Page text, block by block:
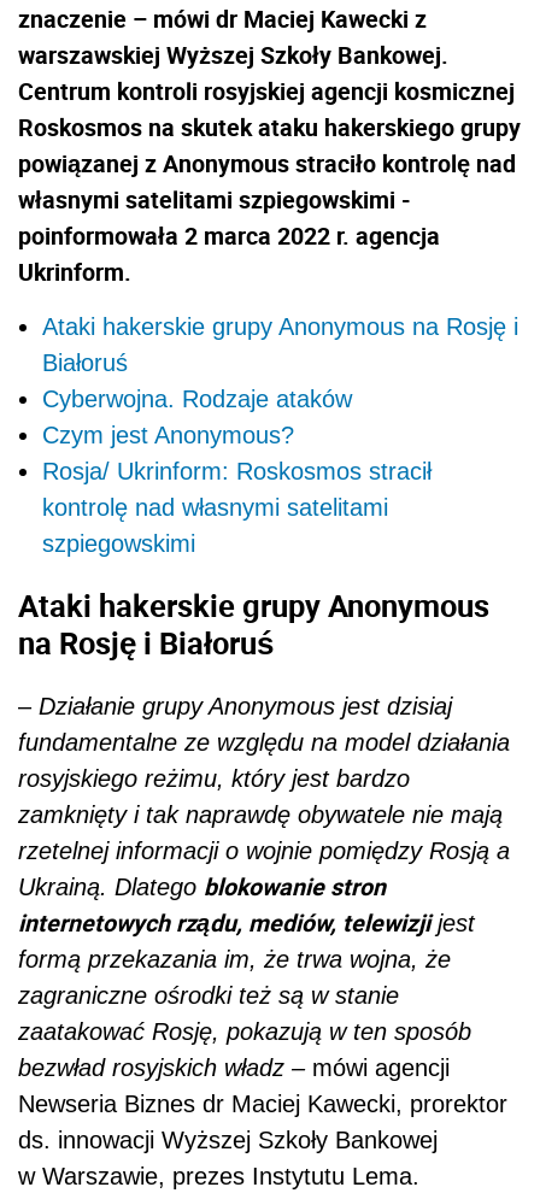
znaczenie – mówi dr Maciej Kawecki z
warszawskiej Wyższej Szkoły Bankowej.
Centrum kontroli rosyjskiej agencji kosmicznej
Roskosmos na skutek ataku hakerskiego grupy
powiązanej z Anonymous straciło kontrolę nad
własnymi satelitami szpiegowskimi -
poinformowała 2 marca 2022 r. agencja
Ukrinform.
Ataki hakerskie grupy Anonymous na Rosję i
Białoruś
Cyberwojna. Rodzaje ataków
Czym jest Anonymous?
Rosja/ Ukrinform: Roskosmos stracił
kontrolę nad własnymi satelitami
szpiegowskimi
Ataki hakerskie grupy Anonymous
na Rosję i Białoruś
–Działanie grupy Anonymous jest dzisiaj
fundamentalne ze względu na model działania
rosyjskiego reżimu, który jest bardzo
zamknięty i tak naprawdę obywatele nie mają
rzetelnej informacji o wojnie pomiędzy Rosją a
Ukrainą. Dlatego blokowanie stron
internetowych rządu, mediów, telewizjijest
formą przekazania im, że trwa wojna, że
zagraniczne ośrodki też są w stanie
zaatakować Rosję, pokazują w ten sposób
bezwład rosyjskich władz – mówi agencji
Newseria Biznes dr Maciej Kawecki, prorektor
ds. innowacji Wyższej Szkoły Bankowej
w Warszawie, prezes Instytutu Lema.